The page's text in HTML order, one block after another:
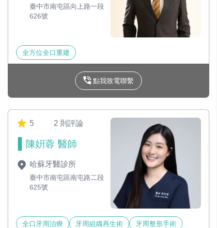
臺中市南屯區向上路一段
626號
全方位全口重建
點我致電聯繫
5 2 則評論
陳姸蓉 醫師
哈蘇牙醫診所
臺中市南屯區南屯路二段
625號
全口牙周治療 牙周組織再生術 牙周整形手術